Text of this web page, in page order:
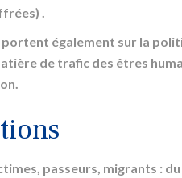
.
portent également sur la
de trafic des êtres
passeurs, migrants :